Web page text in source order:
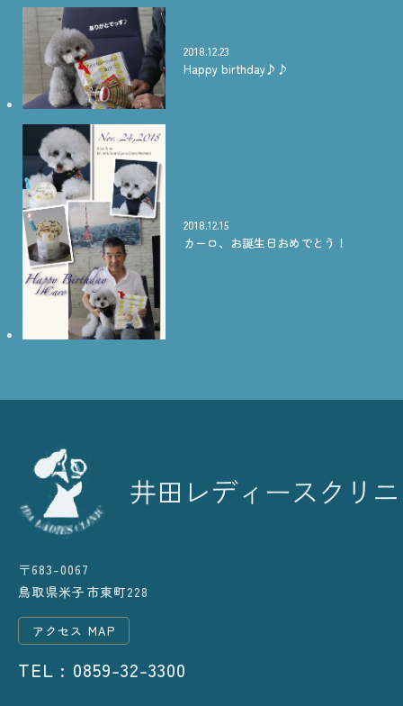
2018.12.23
Happy birthday♪♪
2018.12.15
カーロ、お誕生日おめでとう！
〒683-0067
鳥取県米子市東町228
アクセス MAP
TEL : 0859-32-3300